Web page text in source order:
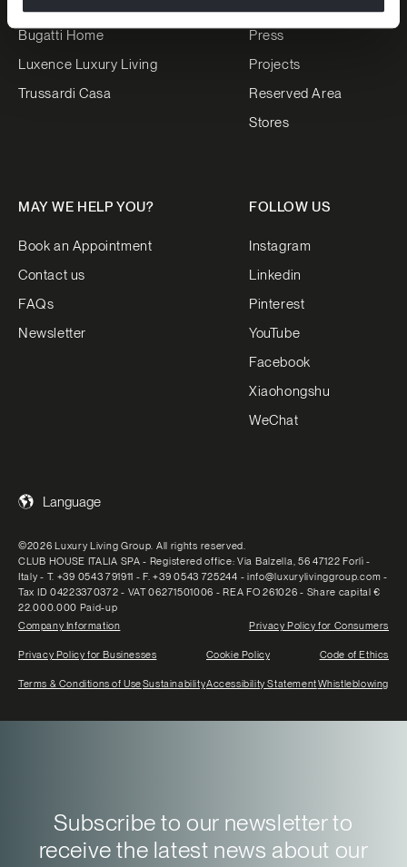
Bugatti Home
Luxence Luxury Living
Trussardi Casa
Press
Projects
Reserved Area
Stores
MAY WE HELP YOU?
Book an Appointment
Contact us
FAQs
Newsletter
FOLLOW US
Instagram
Linkedin
Pinterest
YouTube
Facebook
Xiaohongshu
WeChat
Language
©2026 Luxury Living Group. All rights reserved.
CLUB HOUSE ITALIA SPA - Registered office: Via Balzella, 56 47122 Forlì -
Italy - T. +39 0543 791911 - F. +39 0543 725244 - info@luxurylivinggroup.com -
Tax ID 04223370372 - VAT 06271501006 - REA FO 261026 - Share capital €
22.000.000 Paid-up
Company Information
Privacy Policy for Consumers
Privacy Policy for Businesses Cookie Policy Code of Ethics
Terms & Conditions of UseSustainabilityAccessibility StatementWhistleblowing
Subscribe to our newsletter to
receive the latest news about our